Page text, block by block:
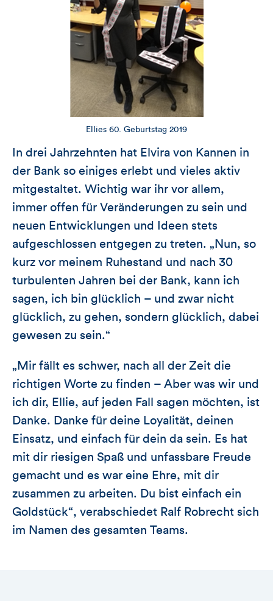
Ellies 60. Geburtstag 2019
In drei Jahrzehnten hat Elvira von Kannen in
der Bank so einiges erlebt und vieles aktiv
mitgestaltet. Wichtig war ihr vor allem,
immer offen für Veränderungen zu sein und
neuen Entwicklungen und Ideen stets
aufgeschlossen entgegen zu treten. „Nun, so
kurz vor meinem Ruhestand und nach 30
turbulenten Jahren bei der Bank, kann ich
sagen, ich bin glücklich – und zwar nicht
glücklich, zu gehen, sondern glücklich, dabei
gewesen zu sein.“
„Mir fällt es schwer, nach all der Zeit die
richtigen Worte zu finden – Aber was wir und
ich dir, Ellie, auf jeden Fall sagen möchten, ist
Danke. Danke für deine Loyalität, deinen
Einsatz, und einfach für dein da sein. Es hat
mit dir riesigen Spaß und unfassbare Freude
gemacht und es war eine Ehre, mit dir
zusammen zu arbeiten. Du bist einfach ein
Goldstück“, verabschiedet Ralf Robrecht sich
im Namen des gesamten Teams.